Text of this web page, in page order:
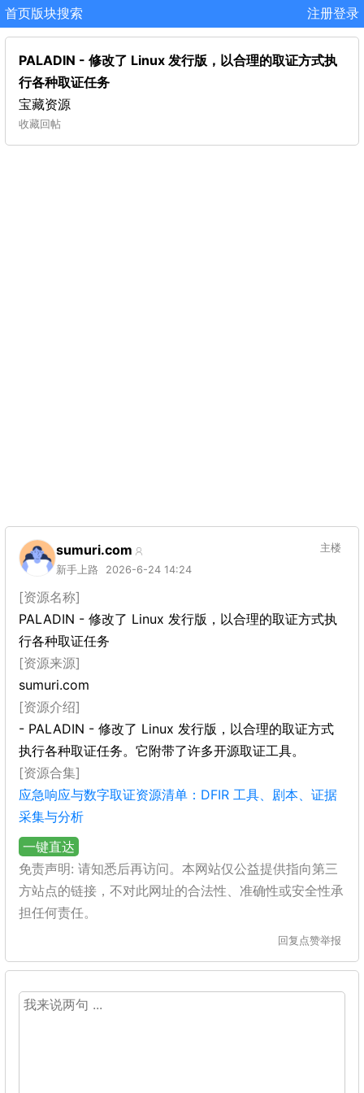
首页版块搜索 注册登录
PALADIN - 修改了 Linux 发行版，以合理的取证方式执
行各种取证任务
宝藏资源
收藏回帖
sumuri.com
新手上路 2026-6-24 14:24
主楼
[资源名称]
PALADIN - 修改了 Linux 发行版，以合理的取证方式执
行各种取证任务
[资源来源]
sumuri.com
[资源介绍]
- PALADIN - 修改了 Linux 发行版，以合理的取证方式
执行各种取证任务。它附带了许多开源取证工具。
[资源合集]
应急响应与数字取证资源清单：DFIR 工具、剧本、证据
采集与分析
一键直达
免责声明: 请知悉后再访问。本网站仅公益提供指向第三
方站点的链接，不对此网址的合法性、准确性或安全性承
担任何责任。
回复 点赞举报